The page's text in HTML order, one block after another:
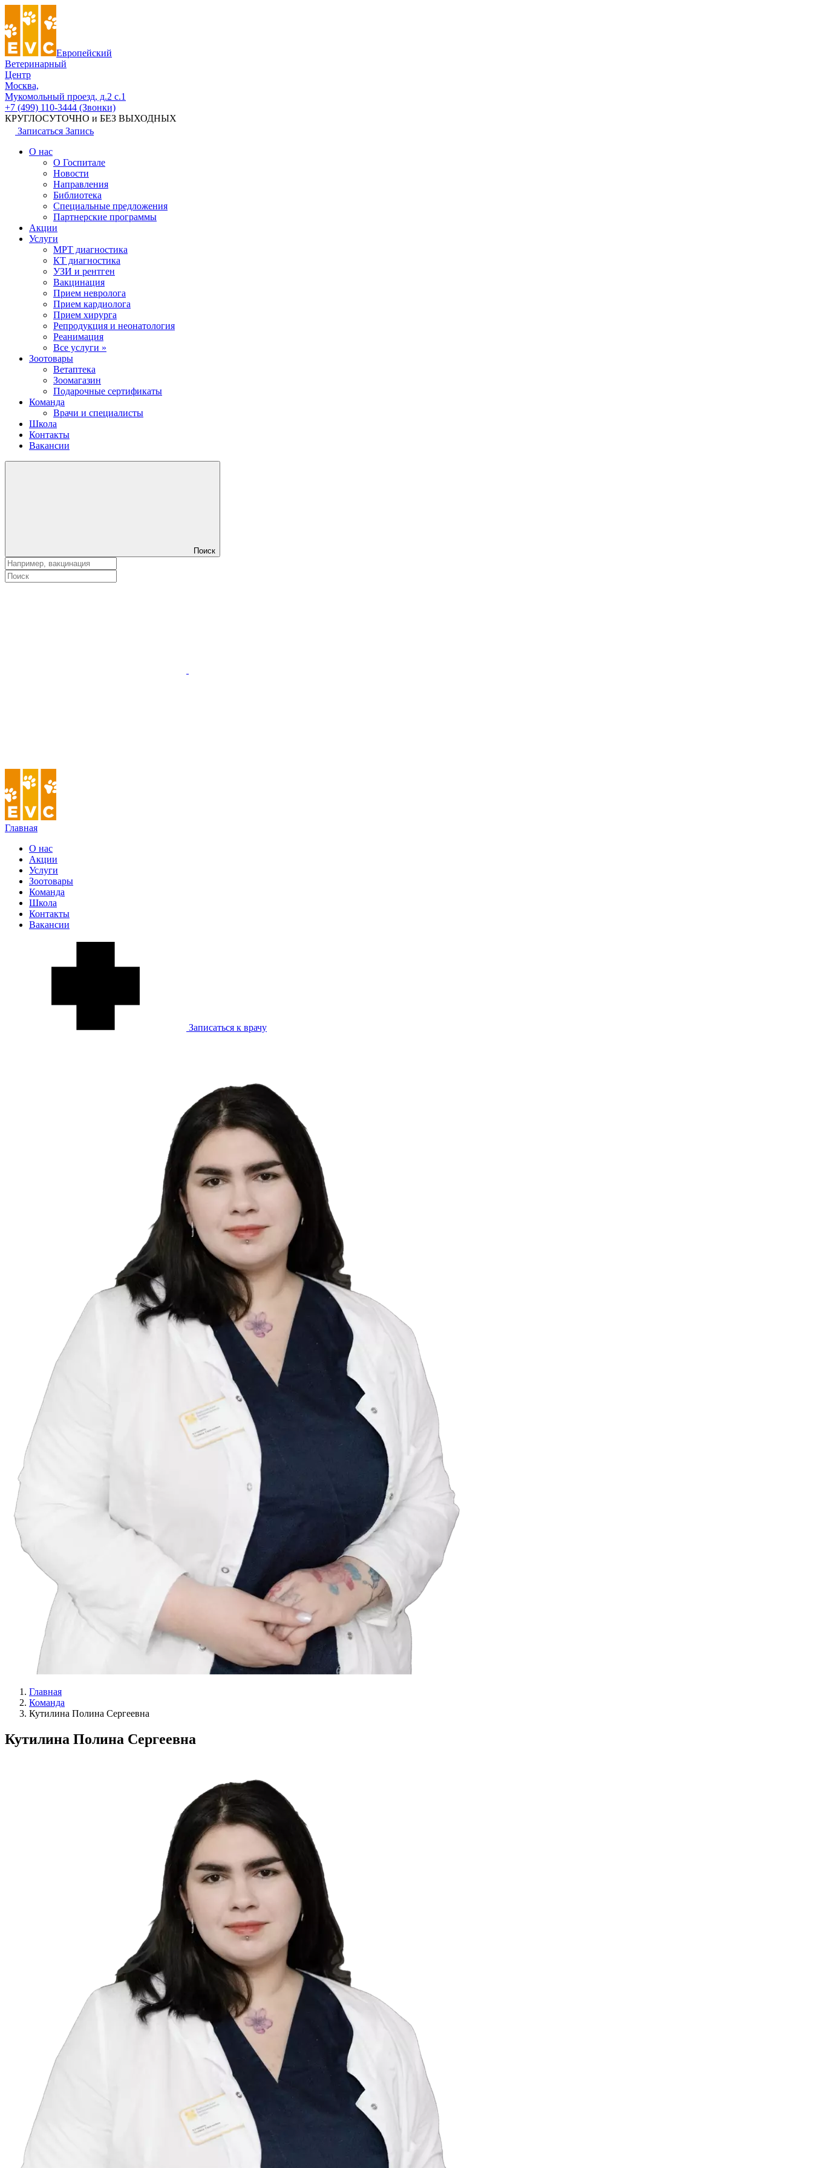
Европейский
Ветеринарный
Центр
Москва,
Мукомольный проезд, д.2 с.1
+7 (499) 110-3444 (Звонки)
КРУГЛОСУТОЧНО и БЕЗ ВЫХОДНЫХ
Записаться Запись
О нас
О Госпитале
Новости
Направления
Библиотека
Специальные предложения
Партнерские программы
Акции
Услуги
МРТ диагностика
КТ диагностика
УЗИ и рентген
Вакцинация
Прием невролога
Прием кардиолога
Прием хирурга
Репродукция и неонатология
Реанимация
Все услуги »
Зоотовары
Ветаптека
Зоомагазин
Подарочные сертификаты
Команда
Врачи и специалисты
Школа
Контакты
Вакансии
Поиск
Главная
О нас
Акции
Услуги
Зоотовары
Команда
Школа
Контакты
Вакансии
Записаться к врачу
Главная
Команда
Кутилина Полина Сергеевна
Кутилина Полина Сергеевна